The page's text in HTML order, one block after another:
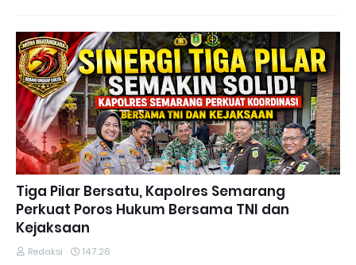
Tiga Pilar Bersatu, Kapolres Semarang
Perkuat Poros Hukum Bersama TNI dan
Kejaksaan
Redaksi 14.7.26